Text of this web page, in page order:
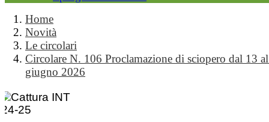
Home
Novità
Le circolari
Circolare N. 106 Proclamazione di sciopero dal 13
giugno 2026